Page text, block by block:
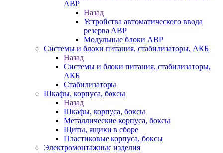
АВР
Назад
Устройства автоматического ввода
резерва АВР
Модульные блоки АВР
Системы и блоки питания, стабилизаторы, АКБ
Назад
Системы и блоки питания, стабилизаторы,
АКБ
Стабилизаторы
Шкафы, корпуса, боксы
Назад
Шкафы, корпуса, боксы
Металлические корпуса, боксы
Щиты, ящики в сборе
Пластиковые корпуса, боксы
Электромонтажные изделия